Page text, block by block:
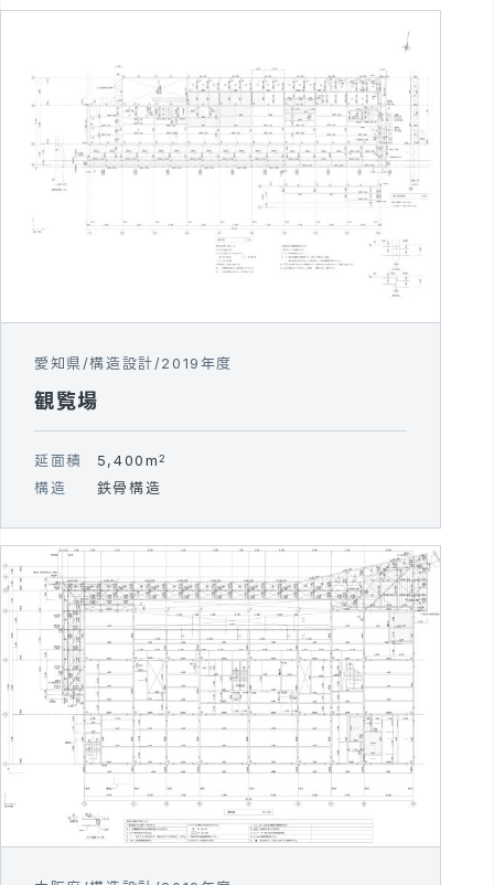
愛知県 構造設計 2019年度
観覧場
延面積 5,400m2
構造 鉄骨構造